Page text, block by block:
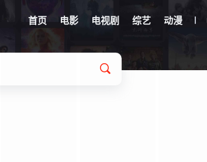
首页 电影 电视剧 综艺 动漫